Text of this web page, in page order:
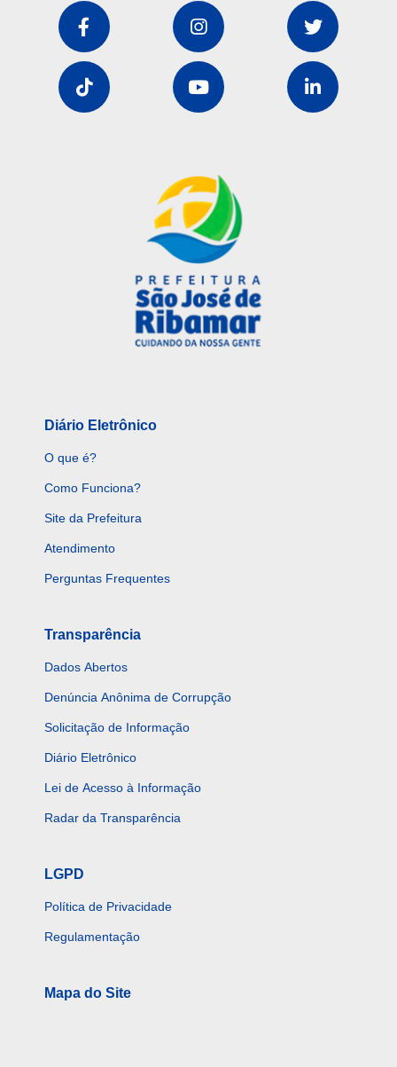
Diário Eletrônico
O que é?
Como Funciona?
Site da Prefeitura
Atendimento
Perguntas Frequentes
Transparência
Dados Abertos
Denúncia Anônima de Corrupção
Solicitação de Informação
Diário Eletrônico
Lei de Acesso à Informação
Radar da Transparência
LGPD
Política de Privacidade
Regulamentação
Mapa do Site